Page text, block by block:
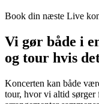
Book din næste Live
Vi gør både i
og tour hvis
Koncerten kan både
tour, hvor vi altid sørger